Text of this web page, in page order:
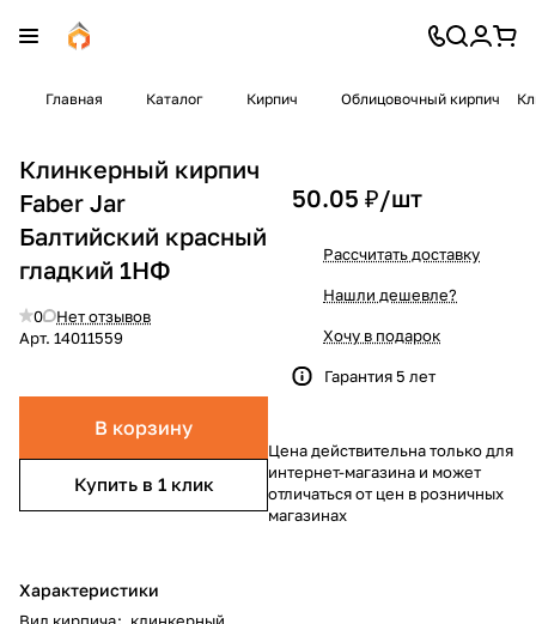
Главная Каталог Кирпич Облицовочный кирпич
Клинкерный кирпич
Faber Jar
Балтийский красный
гладкий 1НФ
0
Нет отзывов
Арт. 14011559
В корзину
Купить в 1 клик
Характеристики
50.05 ₽/шт
Рассчитать доставку
Нашли дешевле?
Хочу в подарок
Гарантия 5 лет
Цена действительна только для
интернет-магазина и может
отличаться от цен в розничных
магазинах